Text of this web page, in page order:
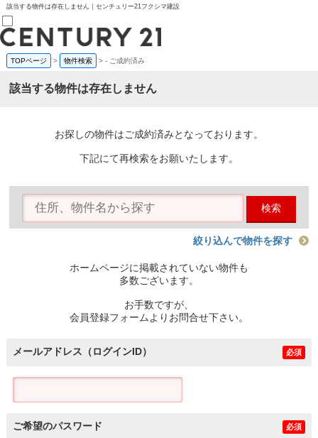
該当する物件は存在しません｜センチュリー21フクシマ建設
売買部
0120-800-844
賃貸部
会員メニュー
物件を探す
購入TOP
条件から探す
住宅ローン控除シミュレータ
TOPページ > 物件検索 >- ご成約済み
該当する物件は存在しません
お探しの物件はご成約済みとなっております。
下記にて再検索をお願いたします。
検索
絞り込んで物件を探す
ホームページに掲載されていない物件も
多数ございます。
お手数ですが、
会員登録フォームよりお問合せ下さい。
メールアドレス（ログインID） 必須
ご希望のパスワード 必須